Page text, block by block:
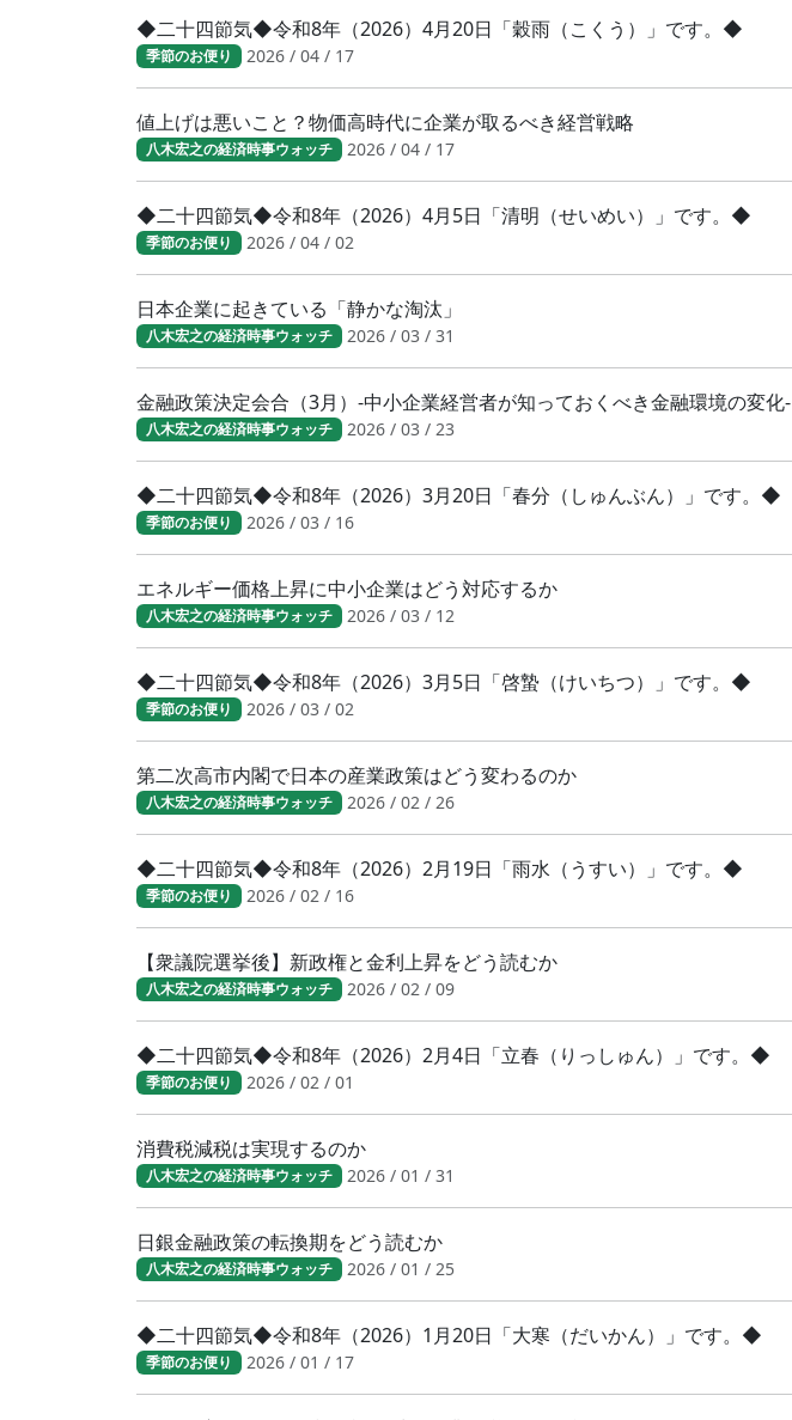
◆二十四節気◆令和8年（2026）4月20日「穀雨（こくう）」です。◆
季節のお便り 2026 / 04 / 17
値上げは悪いこと？物価高時代に企業が取るべき経営戦略
八木宏之の経済時事ウォッチ 2026 / 04 / 17
◆二十四節気◆令和8年（2026）4月5日「清明（せいめい）」です。◆
季節のお便り 2026 / 04 / 02
日本企業に起きている「静かな淘汰」
八木宏之の経済時事ウォッチ 2026 / 03 / 31
金融政策決定会合（3月）-中小企業経営者が知っておくべき金融環境の変化-
八木宏之の経済時事ウォッチ 2026 / 03 / 23
◆二十四節気◆令和8年（2026）3月20日「春分（しゅんぶん）」です。◆
季節のお便り 2026 / 03 / 16
エネルギー価格上昇に中小企業はどう対応するか
八木宏之の経済時事ウォッチ 2026 / 03 / 12
◆二十四節気◆令和8年（2026）3月5日「啓蟄（けいちつ）」です。◆
季節のお便り 2026 / 03 / 02
第二次高市内閣で日本の産業政策はどう変わるのか
八木宏之の経済時事ウォッチ 2026 / 02 / 26
◆二十四節気◆令和8年（2026）2月19日「雨水（うすい）」です。◆
季節のお便り 2026 / 02 / 16
【衆議院選挙後】新政権と金利上昇をどう読むか
八木宏之の経済時事ウォッチ 2026 / 02 / 09
◆二十四節気◆令和8年（2026）2月4日「立春（りっしゅん）」です。◆
季節のお便り 2026 / 02 / 01
消費税減税は実現するのか
八木宏之の経済時事ウォッチ 2026 / 01 / 31
日銀金融政策の転換期をどう読むか
八木宏之の経済時事ウォッチ 2026 / 01 / 25
◆二十四節気◆令和8年（2026）1月20日「大寒（だいかん）」です。◆
季節のお便り 2026 / 01 / 17